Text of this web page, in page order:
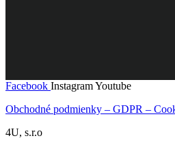
Facebook InstagramYoutube
Obchodné podmienky – GDPR –
4U, s.r.o